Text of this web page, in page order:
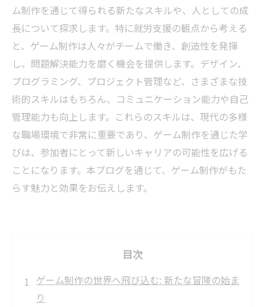
ム制作を通じて得られる新たなスキルや、人としての成
長について探求します。特に就労支援の観点から考える
と、ゲーム制作は人々がチームで働き、創造性を発揮
し、問題解決能力を磨く機会を提供します。デザイン、
プログラミング、プロジェクト管理など、さまざまな技
術的スキルはもちろん、コミュニケーション能力や自己
管理能力も向上します。これらのスキルは、現代の多様
な職場環境で非常に重要であり、ゲーム制作を通じた学
びは、参加者にとって新しいキャリアの可能性を広げる
ことになります。本ブログを通じて、ゲーム制作がもた
らす魅力と効果をお伝えします。
目次
ゲーム制作の世界へ飛び込む: 新たな冒険の始ま
り